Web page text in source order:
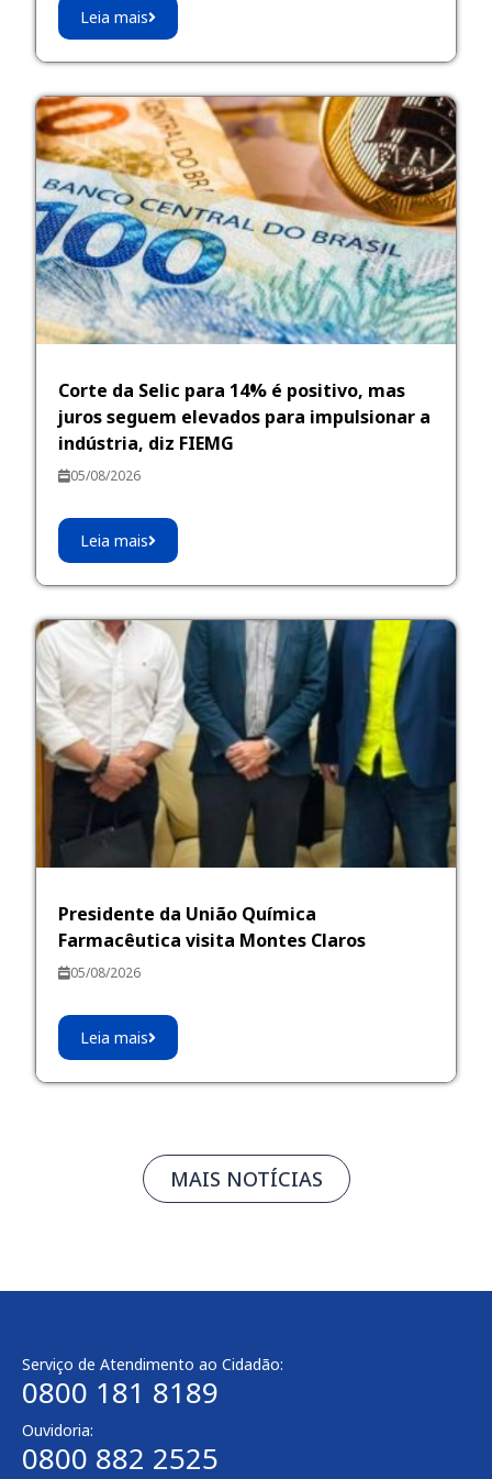
Leia mais
Corte da Selic para 14% é positivo, mas
juros seguem elevados para impulsionar a
indústria, diz FIEMG
05/08/2026
Leia mais
Presidente da União Química
Farmacêutica visita Montes Claros
05/08/2026
Leia mais
MAIS NOTÍCIAS
Serviço de Atendimento ao Cidadão:
0800 181 8189
Ouvidoria:
0800 882 2525